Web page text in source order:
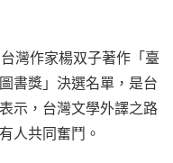
灣作家楊双子著作「臺
書獎」決選名單，是台
示，台灣文學外譯之路
人共同奮鬥。